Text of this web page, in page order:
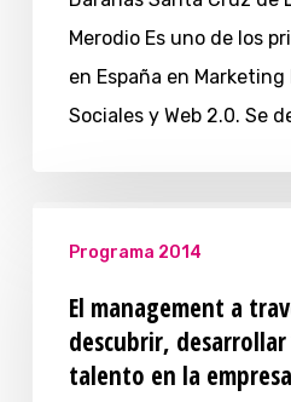
Merodio Es uno de los
en España en
Sociales y Web 2.0. Se
Programa 2014
El management a
descubrir,
talento en la empresa